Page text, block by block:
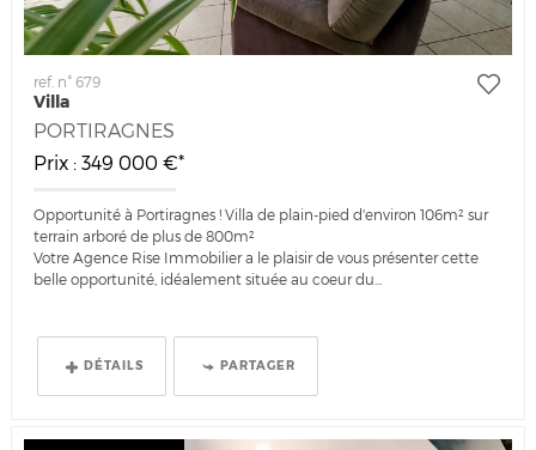
ref. n° 679
Villa
PORTIRAGNES
Prix : 349 000 €*
Opportunité à Portiragnes ! Villa de plain-pied d'environ 106m² sur
terrain arboré de plus de 800m²
Votre Agence Rise Immobilier a le plaisir de vous présenter cette
belle opportunité, idéalement située au coeur du...
DÉTAILS PARTAGER